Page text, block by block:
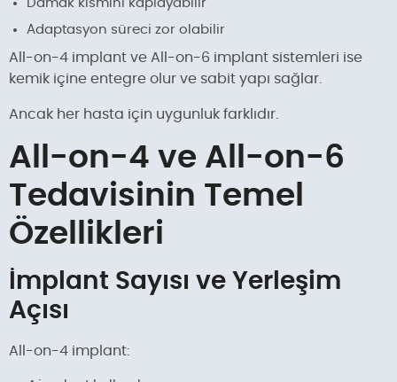
Damak kısmını kaplayabilir
Adaptasyon süreci zor olabilir
All-on-4 implant ve All-on-6 implant sistemleri ise
kemik içine entegre olur ve sabit yapı sağlar.
Ancak her hasta için uygunluk farklıdır.
All-on-4 ve All-on-6
Tedavisinin Temel
Özellikleri
İmplant Sayısı ve Yerleşim
Açısı
All-on-4 implant: